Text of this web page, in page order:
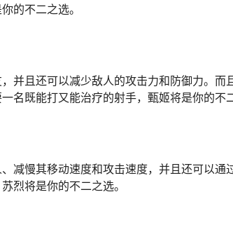
的不二之选。
并且还可以减少敌人的攻击力和防御力。而
名既能打又能治疗的射手，甄姬将是你的不
减慢其移动速度和攻击速度，并且还可以通
烈将是你的不二之选。